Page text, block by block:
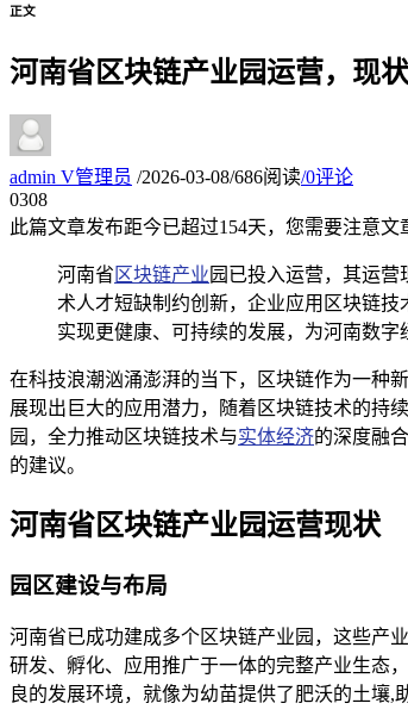
正文
河南省区块链产业园运营，现
admin V管理员 /2026-03-08/686阅读/0评论
0308
此篇文章发布距今已超过154天，您需要注意文
河南省 区块链产业 园已投入运营，其运
术人才短缺制约创新，企业应用区块链
实现更健康、可持续的发展，为河南数字
在科技浪潮汹涌澎湃的当下，区块链作为一种
展现出巨大的应用潜力，随着区块链技术的持
园，全力推动区块链技术与实体经济的深度融
的建议。
河南省区块链产业园运营现状
园区建设与布局
河南省已成功建成多个区块链产业园，这些产
研发、孵化、应用推广于一体的完整产业生态
良的发展环境，就像为幼苗提供了肥沃的土壤,